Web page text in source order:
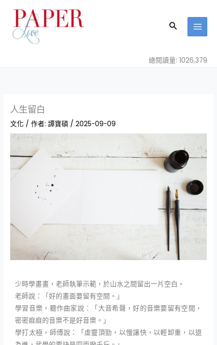
容
搜
總閱讀量: 1026,379
人生留白
文化 / 作者:譚寶碩 /2025-09-09
少時學畫畫，老師執筆示範，於山水之間留出一片空白。
老師說：「好的畫面要留有空間。」
學習音樂，聽作曲家說：「大音希聲，好的音樂要留有空間，
密密麻麻的音樂不是好音樂。」
學打太極，師傅說：「虛靈頂勁，以慢讓快，以輕卸重，以退